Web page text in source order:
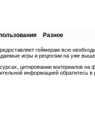
Разное
геймерам всю
игры и рецензии на уже
цитировании материалов
информацией обратитесь